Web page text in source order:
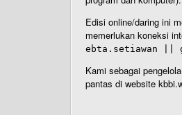
Edisi online/daring ini
memerlukan koneksi
ebta.setiawan ||
Kami sebagai
pantas di website